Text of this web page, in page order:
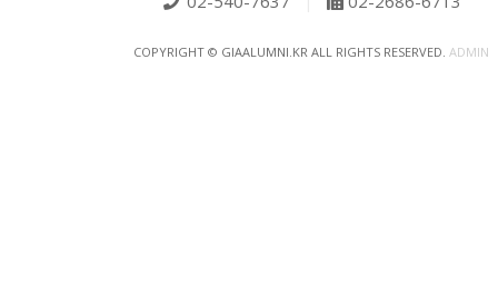
COPYRIGHT © GIAALUMNI.KR ALL RIGHTS RESERVED. ADMIN